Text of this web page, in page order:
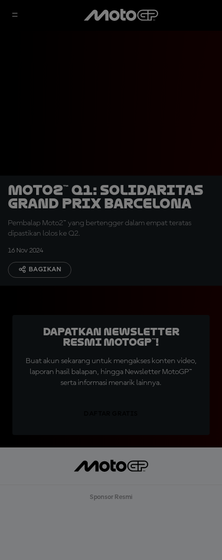
Moto2™ Q1: Solidaritas
Grand Prix Barcelona
Pembalap Moto2™ yang bertengger dalam empat teratas
dipastikan lolos ke Q2.
16 Nov 2024
BAGIKAN
Dapatkan Newsletter
Resmi MotoGP™!
Buat akun sekarang untuk mengakses konten video,
laporan hasil balapan, hingga Newsletter MotoGP™
serta informasi menarik lainnya.
Sponsor Resmi